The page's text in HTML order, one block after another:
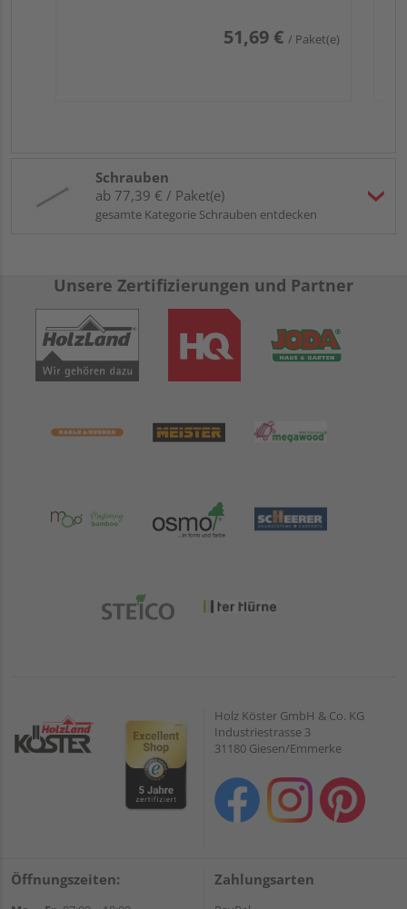
51,69 € / Paket(e)
Schrauben
ab 77,39 € / Paket(e)
gesamte Kategorie Schrauben entdecken
Unsere Zertifizierungen und Partner
Holz Köster GmbH & Co. KG
Industriestrasse 3
31180 Giesen/Emmerke
Öffnungszeiten: Zahlungsarten